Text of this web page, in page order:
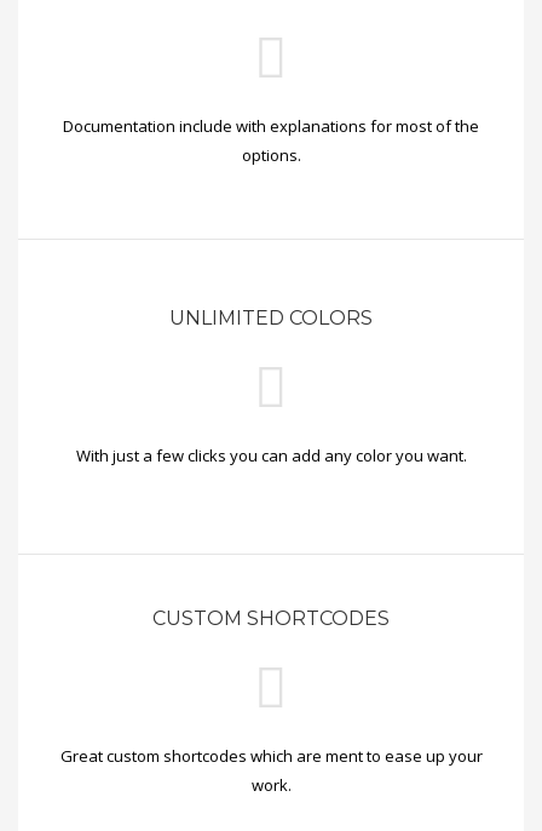
Documentation include with explanations for most of the
options.
UNLIMITED COLORS
With just a few clicks you can add any color you want.
CUSTOM SHORTCODES
Great custom shortcodes which are ment to ease up your
work.